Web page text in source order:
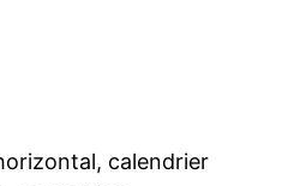
calendrier